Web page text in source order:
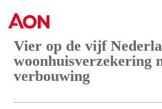
Vier op de vijf
woonhuisverzekering
verbouwing